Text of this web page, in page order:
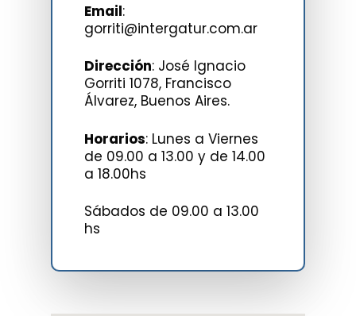
Email:
gorriti@intergatur.com.ar
Dirección: José Ignacio
Gorriti 1078, Francisco
Álvarez, Buenos Aires.
Horarios: Lunes a Viernes
de 09.00 a 13.00 y de 14.00
a 18.00hs
Sábados de 09.00 a 13.00
hs